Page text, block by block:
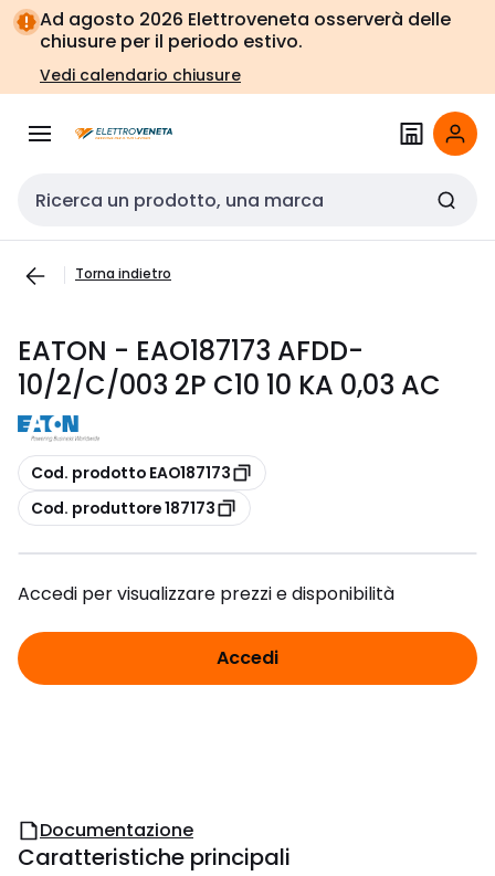
Vai alla
navigazione
Vai
alla
pagina
Ad agosto 2026 Elettroveneta osserverà delle
chiusure per il periodo estivo.
Vedi calendario chiusure
Cerca input
Torna indietro
EATON - EAO187173 AFDD-
10/2/C/003 2P C10 10 KA 0,03 AC
copia
Cod. prodotto EAO187173
copia
Cod. produttore 187173
Accedi per visualizzare prezzi e disponibilità
Accedi
Documentazione
Caratteristiche principali